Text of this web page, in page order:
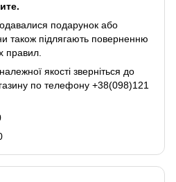
подарунок або
також підлягають поверненню
правил.
якості зверніться до
по телефону +38(098)121